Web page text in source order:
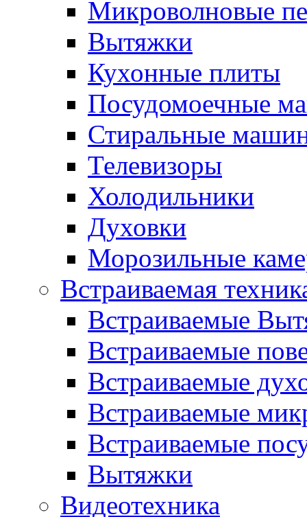
Микроволновые
Вытяжки
Кухонные плиты
Посудомоечные
Стиральные
Телевизоры
Холодильники
Духовки
Морозильные
Встраиваемая
Встраиваемые
Встраиваемые
Встраиваемые
Встраиваемые
Встраиваемые
Вытяжки
Видеотехника